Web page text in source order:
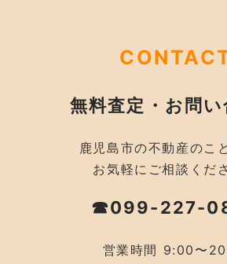
無料査定・お問
鹿児島市の不動産のこ
お気軽にご相談くだ
☎099-227-
営業時間 9:00〜